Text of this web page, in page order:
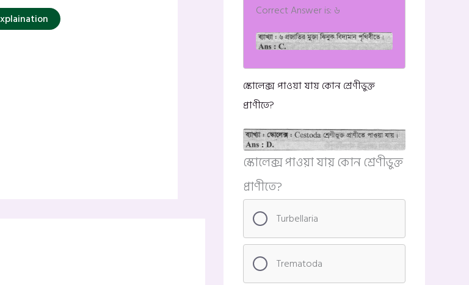
Correct Answer is: ৬
স্কোলেক্স পাওয়া যায় কোন শ্রেণীভুক্ত
প্রাণীতে?
স্কোলেক্স পাওয়া যায় কোন শ্রেণীভুক্ত
প্রাণীতে?
Turbellaria
Trematoda